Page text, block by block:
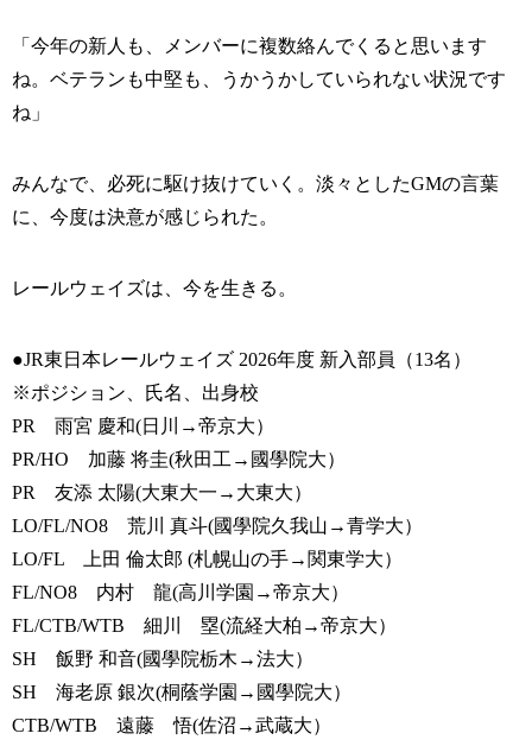
「今年の新人も、メンバーに複数絡んでくると思います
ね。ベテランも中堅も、うかうかしていられない状況です
ね」
みんなで、必死に駆け抜けていく。淡々としたGMの言葉
に、今度は決意が感じられた。
レールウェイズは、今を生きる。
●JR東日本レールウェイズ 2026年度 新入部員（13名）
※ポジション、氏名、出身校
PR 雨宮 慶和(日川→帝京大）
PR/HO 加藤 将圭(秋田工→國學院大）
PR 友添 太陽(大東大一→大東大）
LO/FL/NO8 荒川 真斗(國學院久我山→青学大）
LO/FL 上田 倫太郎 (札幌山の手→関東学大）
FL/NO8 内村 龍(高川学園→帝京大）
FL/CTB/WTB 細川 塁(流経大柏→帝京大）
SH 飯野 和音(國學院栃木→法大）
SH 海老原 銀次(桐蔭学園→國學院大）
CTB/WTB 遠藤 悟(佐沼→武蔵大）